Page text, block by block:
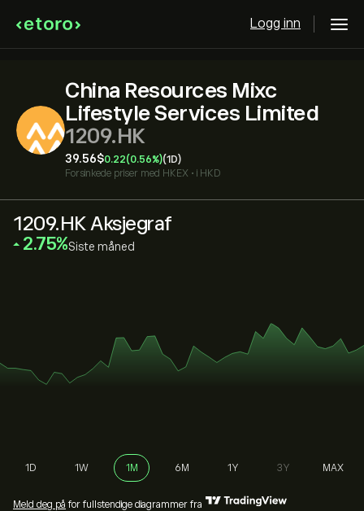
Logg inn
China Resources Mixc
Lifestyle Services Limited
1209.HK
39.56‎$‎0.22(0.56%)(1D)
Forsinkede priser med HKEX • i HKD
1209.HK Aksjegraf
‎2.75‎ Siste måned
1D 1W 1M 6M 1Y 3Y MAX
Meld deg på for fullstendige diagrammer fra